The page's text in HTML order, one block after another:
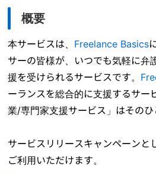
概要
本サービスは、 Freelance Basics
サーの皆様が、いつでも気軽に弁
援を受けられるサービスです。
ーランスを総合的に支援するサー
業/専門家支援サービス」はそのひ
サービスリリースキャンペーンと
ご利用いただけます。